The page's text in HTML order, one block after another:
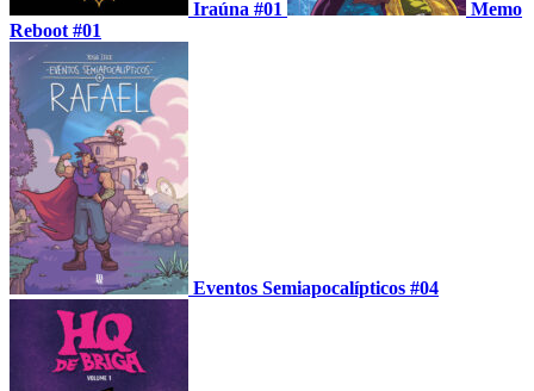
Iraúna #01
Memo
Reboot #01
Eventos Semiapocalípticos #04